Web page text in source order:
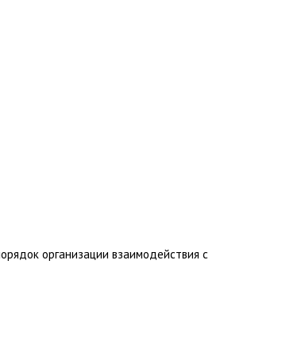
организации взаимодействия с